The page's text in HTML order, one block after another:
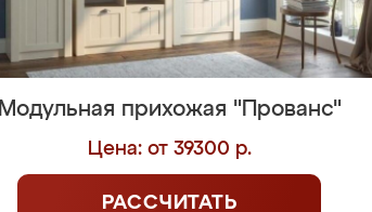
Модульная прихожая "Прованс"
Цена: от 39300 р.
РАССЧИТАТЬ